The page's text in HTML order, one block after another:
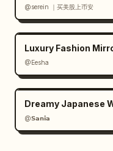
@serein ｜买美股上币安
Luxury Fashion
@Eesha
Dreamy Japanese
@𝗦𝗮𝗻𝗶𝗮